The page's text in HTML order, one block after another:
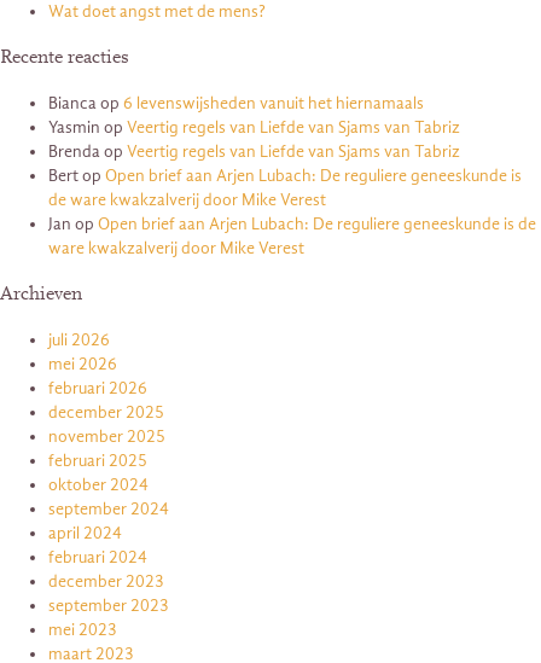
Wat doet angst met de mens?
Recente reacties
Biancaop 6 levenswijsheden vanuit het hiernamaals
Yasmin op Veertig regels van Liefde van Sjams van Tabriz
Brendaop Veertig regels van Liefde van Sjams van Tabriz
Bertop Open brief aan Arjen Lubach: De reguliere geneeskunde is
de ware kwakzalverij door Mike Verest
Jan op Open brief aan Arjen Lubach: De reguliere geneeskunde is de
ware kwakzalverij door Mike Verest
Archieven
juli 2026
mei 2026
februari 2026
december 2025
november 2025
februari 2025
oktober 2024
september 2024
april 2024
februari 2024
december 2023
september 2023
mei 2023
maart 2023